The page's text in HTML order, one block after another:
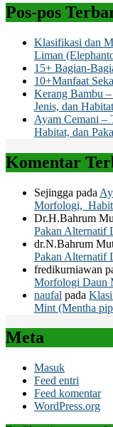
Pos-pos
Klasifikasi dan
Liman
15+ Bagian-
10+Manfaat
Kerang Bambu
Jenis, dan
Ayam Cemani –
Habitat, dan
Komentar
Sejingga pada
Morfologi,
Dr.H.Bahrum
Pakan Alternatif
dr.N.Bahrum
Pakan Alternatif
fredikurniawan
Morfologi Daun
naufal pada
Mint (Mentha
Meta
Masuk
Feed entri
Feed komentar
WordPress.org